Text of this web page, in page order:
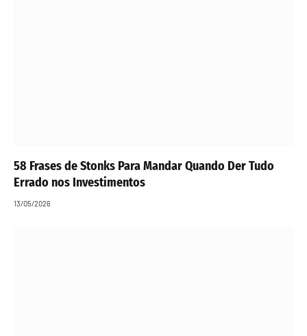
58 Frases de Stonks Para Mandar Quando Der Tudo
Errado nos Investimentos
13/05/2026